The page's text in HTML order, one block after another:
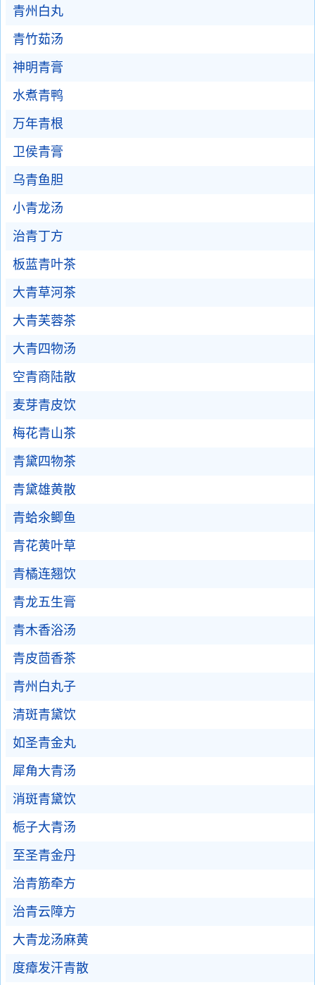
青州白丸
青竹茹汤
神明青膏
水煮青鸭
万年青根
卫侯青膏
乌青鱼胆
小青龙汤
治青丁方
板蓝青叶茶
大青草河茶
大青芙蓉茶
大青四物汤
空青商陆散
麦芽青皮饮
梅花青山茶
青黛四物茶
青黛雄黄散
青蛤氽鲫鱼
青花黄叶草
青橘连翘饮
青龙五生膏
青木香浴汤
青皮茴香茶
青州白丸子
清斑青黛饮
如圣青金丸
犀角大青汤
消斑青黛饮
栀子大青汤
至圣青金丹
治青筋牵方
治青云障方
大青龙汤麻黄
度瘴发汗青散